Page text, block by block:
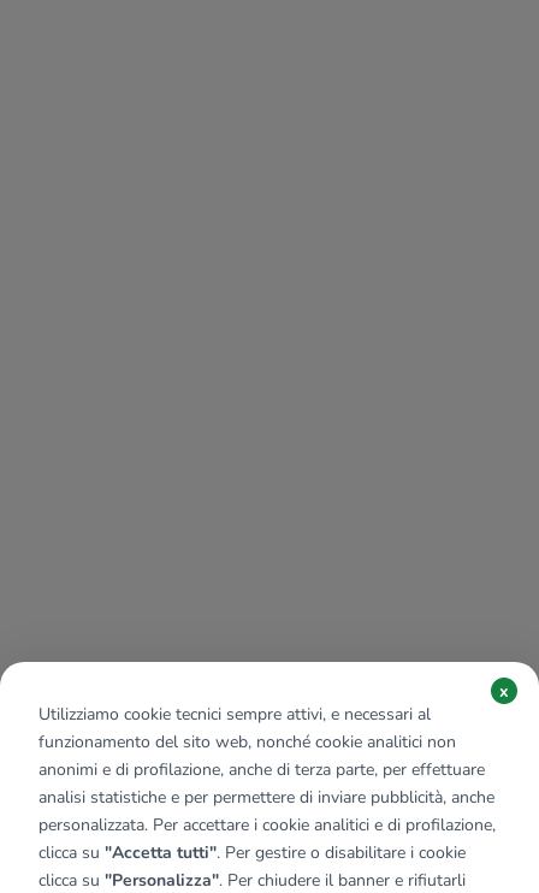
Utilizziamo cookie tecnici sempre attivi, e necessari al
funzionamento del sito web, nonché cookie analitici non
anonimi e di profilazione, anche di terza parte, per effettuare
analisi statistiche e per permettere di inviare pubblicità, anche
personalizzata. Per accettare i cookie analitici e di profilazione,
clicca su "Accetta tutti". Per gestire o disabilitare i cookie
clicca su "Personalizza". Per chiudere il banner e rifiutarli
x